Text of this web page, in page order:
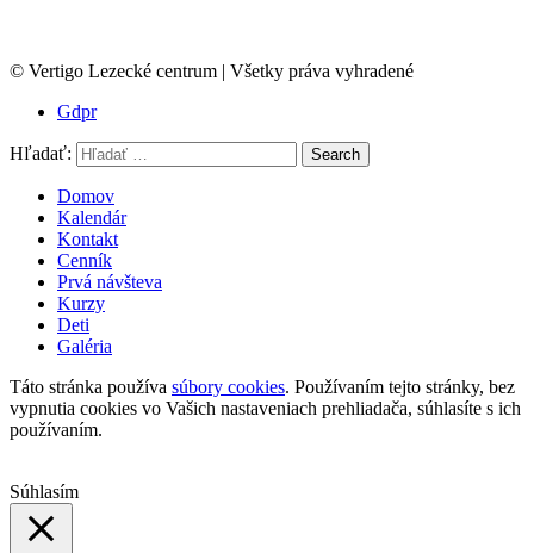
© Vertigo Lezecké centrum | Všetky práva vyhradené
Gdpr
Hľadať: Search
Domov
Kalendár
Kontakt
Cenník
Prvá návšteva
Kurzy
Deti
Galéria
Táto stránka používa súbory cookies. Používaním tejto stránky, bez
vypnutia cookies vo Vašich nastaveniach prehliadača, súhlasíte s ich
používaním.
Súhlasím